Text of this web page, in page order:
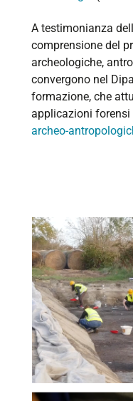
A testimonianza
comprensione del
archeologiche,
convergono nel
formazione, che
applicazioni forensi
archeo-